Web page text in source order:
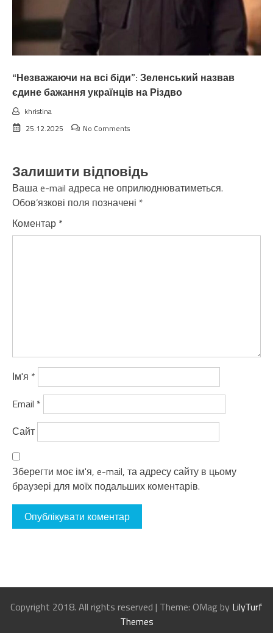
“Незважаючи на всі біди”: Зеленський назвав
єдине бажання українців на Різдво
khristina
25.12.2025
No Comments
Залишити відповідь
Ваша e-mail адреса не оприлюднюватиметься.
Обов’язкові поля позначені *
Коментар *
Ім'я *
Email *
Сайт
Зберегти моє ім'я, e-mail, та адресу сайту в цьому
браузері для моїх подальших коментарів.
Copyright 2018. All rights reserved | Theme: OMag by LilyTurf
Themes